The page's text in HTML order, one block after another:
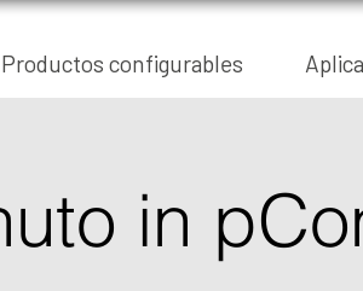
Productos configurables
in